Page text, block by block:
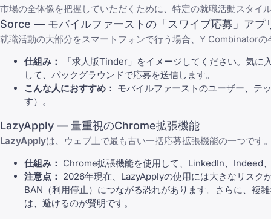
市場の全体像を把握していただくために、特定の就職活動スタ
Sorce — モバイルファーストの「スワイプ応募」アプ
就職活動の大部分をスマートフォンで行う場合、Y Combinatorの
仕組み：
「求人版Tinder」をイメージしてください。気
して、バックグラウンドで応募を送信します。
こんな人におすすめ： モバイルファーストのユーザー、テ
す）。
LazyApply — 量重視のChrome拡張機能
LazyApplyは、ウェブ上で最も古い一括応募拡張機能の一つです
仕組み： Chrome拡張機能を使用して、LinkedIn、Indeed
注意点： 2026年現在、LazyApplyの使用には大きなリスク
BAN（利用停止）につながる恐れがあります。さらに、複
は、避けるのが賢明です。